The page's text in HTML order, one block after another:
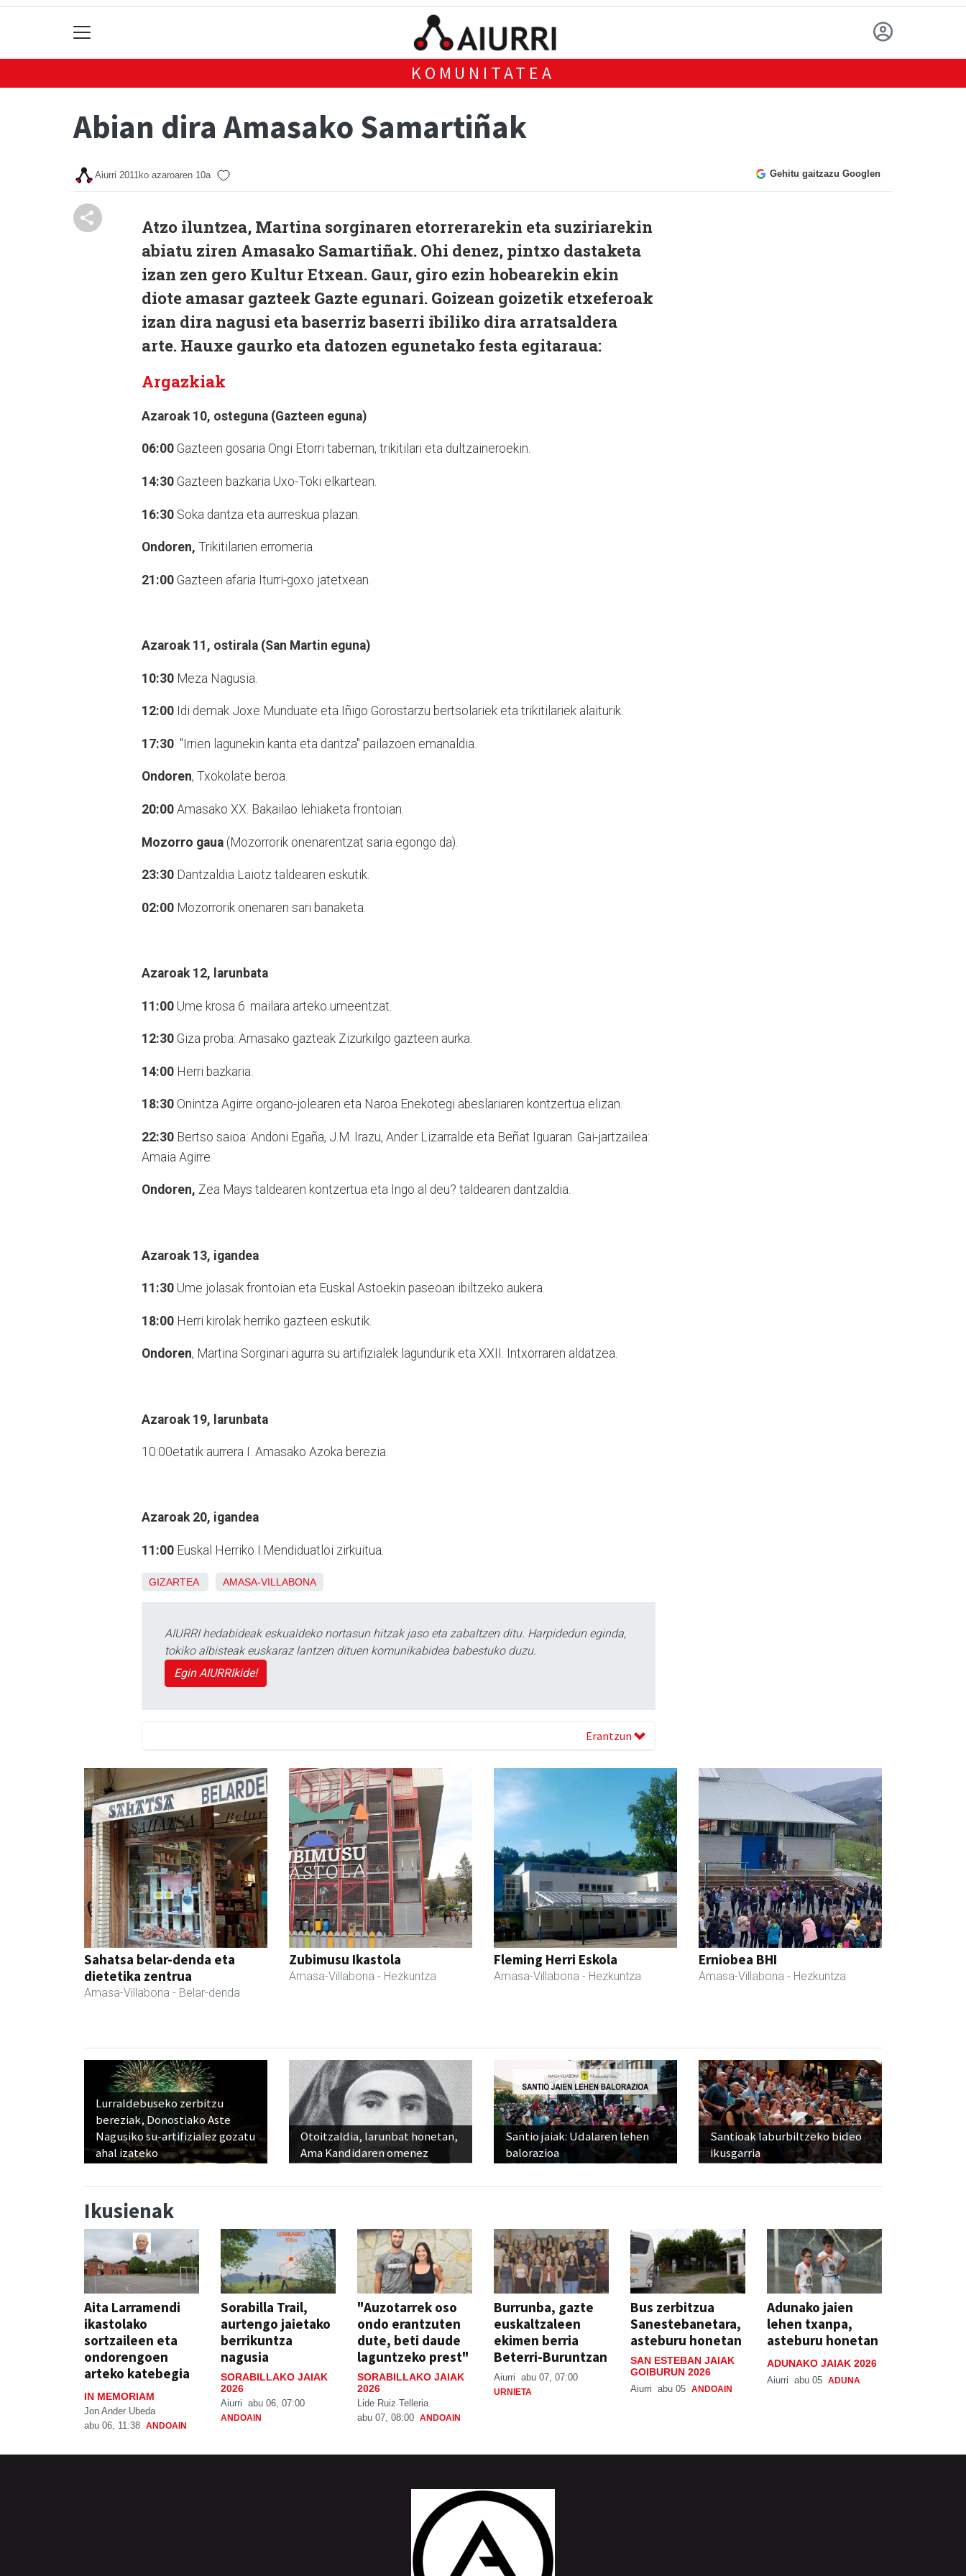
KOMUNITATEA
Abian dira Amasako Samartiñak
Aiurri 2011ko azaroaren 10a Gehitu gaitzazu Googlen
Atzo iluntzea, Martina sorginaren etorrerarekin eta suziriarekin
abiatu ziren Amasako Samartiñak. Ohi denez, pintxo dastaketa
izan zen gero Kultur Etxean. Gaur, giro ezin hobearekin ekin
diote amasar gazteek Gazte egunari. Goizean goizetik etxeferoak
izan dira nagusi eta baserriz baserri ibiliko dira arratsaldera
arte. Hauxe gaurko eta datozen egunetako festa egitaraua:
Argazkiak
Azaroak 10, osteguna (Gazteen eguna)
06:00 Gazteen gosaria Ongi Etorri tabernan, trikitilari eta dultzaineroekin.
14:30 Gazteen bazkaria Uxo-Toki elkartean.
16:30 Soka dantza eta aurreskua plazan.
Ondoren, Trikitilarien erromeria.
21:00 Gazteen afaria Iturri-goxo jatetxean.
Azaroak 11, ostirala (San Martin eguna)
10:30 Meza Nagusia.
12:00 Idi demak Joxe Munduate eta Iñigo Gorostarzu bertsolariek eta trikitilariek alaiturik.
17:30 "Irrien lagunekin kanta eta dantza" pailazoen emanaldia.
Ondoren, Txokolate beroa.
20:00 Amasako XX. Bakailao lehiaketa frontoian.
Mozorro gaua (Mozorrorik onenarentzat saria egongo da).
23:30 Dantzaldia Laiotz taldearen eskutik.
02:00 Mozorrorik onenaren sari banaketa.
Azaroak 12, larunbata
11:00 Ume krosa 6. mailara arteko umeentzat.
12:30 Giza proba: Amasako gazteak Zizurkilgo gazteen aurka.
14:00 Herri bazkaria.
18:30 Onintza Agirre organo-jolearen eta Naroa Enekotegi abeslariaren kontzertua elizan.
22:30 Bertso saioa: Andoni Egaña, J.M. Irazu, Ander Lizarralde eta Beñat Iguaran. Gai-jartzailea:
Amaia Agirre.
Ondoren, Zea Mays taldearen kontzertua eta Ingo al deu? taldearen dantzaldia.
Azaroak 13, igandea
11:30 Ume jolasak frontoian eta Euskal Astoekin paseoan ibiltzeko aukera.
18:00 Herri kirolak herriko gazteen eskutik.
Ondoren, Martina Sorginari agurra su artifizialek lagundurik eta XXII. Intxorraren aldatzea.
Azaroak 19, larunbata
10:00etatik aurrera I. Amasako Azoka berezia.
Azaroak 20, igandea
11:00 Euskal Herriko I.Mendiduatloi zirkuitua.
GIZARTEA AMASA-VILLABONA
AIURRI hedabideak eskualdeko nortasun hitzak jaso eta zabaltzen ditu. Harpidedun eginda,
tokiko albisteak euskaraz lantzen dituen komunikabidea babestuko duzu.
Egin AIURRIkide!
Erantzun
Sahatsa belar-denda eta
dietetika zentrua
Amasa-Villabona - Belar-denda
Zubimusu Ikastola
Amasa-Villabona - Hezkuntza
Fleming Herri Eskola
Amasa-Villabona - Hezkuntza
Erniobea BHI
Amasa-Villabona - Hezkuntza
Lurraldebuseko zerbitzu
bereziak, Donostiako Aste
Nagusiko su-artifizialez gozatu
ahal izateko
Otoitzaldia, larunbat honetan,
Ama Kandidaren omenez
Santio jaiak: Udalaren lehen
balorazioa
Santioak laburbiltzeko bideo
ikusgarria
Ikusienak
Aita Larramendi
ikastolako
sortzaileen eta
ondorengoen
arteko katebegia
IN MEMORIAM
Jon Ander Ubeda
abu 06, 11:38 ANDOAIN
Sorabilla Trail,
aurtengo jaietako
berrikuntza
nagusia
SORABILLAKO JAIAK
2026
Aiurri abu 06, 07:00
ANDOAIN
"Auzotarrek oso
ondo erantzuten
dute, beti daude
laguntzeko prest"
SORABILLAKO JAIAK
2026
Lide Ruiz Telleria
abu 07, 08:00 ANDOAIN
Burrunba, gazte
euskaltzaleen
ekimen berria
Beterri-Buruntzan
Aiurri abu 07, 07:00
URNIETA
Bus zerbitzua
Sanestebanetara,
asteburu honetan
SAN ESTEBAN JAIAK
GOIBURUN 2026
Aiurri abu 05 ANDOAIN
Adunako jaien
lehen txanpa,
asteburu honetan
ADUNAKO JAIAK 2026
Aiurri abu 05 ADUNA